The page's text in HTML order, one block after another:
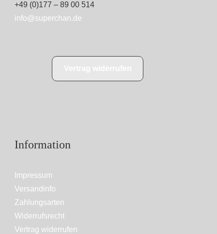
+49 (0)177 – 89 00 514
info@superchan.de
Information
Impressum
Versandinfo
Zahlungsarten
Widerrufsrecht
Vertrag widerrufen